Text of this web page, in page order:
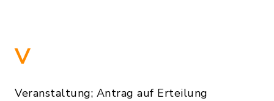
V
Veranstaltung; Antrag auf Erteilung